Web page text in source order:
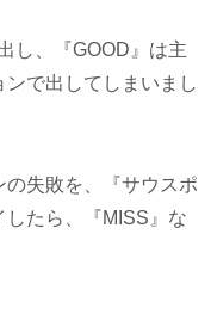
し、『GOOD』は主
で出してしまいまし
失敗を、『サウスポ
たら、『MISS』な